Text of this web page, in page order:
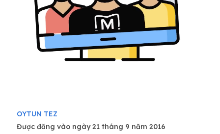
OYTUN TEZ
Được đăng vào ngày 21 tháng 9 năm 2016